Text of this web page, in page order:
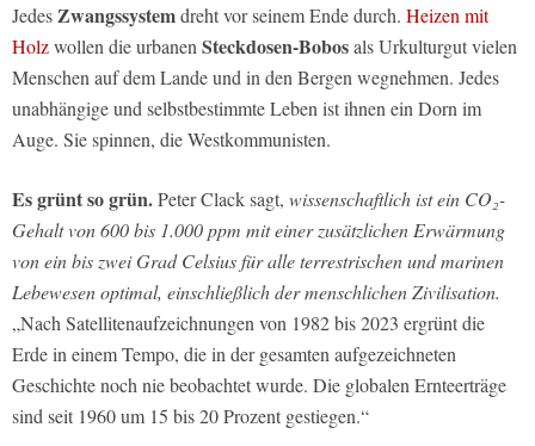
JedesZwangssystemdreht vor seinem Ende durch. Heizen mit
Holzwollen die urbanen Steckdosen-Bobosals Urkulturgut vielen
Menschen auf dem Lande und in den Bergen wegnehmen. Jedes
unabhängige und selbstbestimmte Leben ist ihnen ein Dorn im
Auge. Sie spinnen, die Westkommunisten.
Es grünt so grün.Peter Clack sagt, wissenschaftlich ist ein CO₂-
Gehalt von 600 bis 1.000 ppm mit einer zusätzlichen Erwärmung
von ein bis zwei Grad Celsius für alle terrestrischen und marinen
Lebewesen optimal, einschließlich der menschlichen Zivilisation.
„Nach Satellitenaufzeichnungen von 1982 bis 2023 ergrünt die
Erde in einem Tempo, die in der gesamten aufgezeichneten
Geschichte noch nie beobachtet wurde. Die globalen Ernteerträge
sind seit 1960 um 15 bis 20 Prozent gestiegen.“